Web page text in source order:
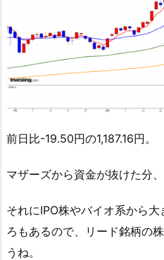
前日比-19.50円の1,187.16円。
マザーズから資金が抜けた分
それにIPO株やバイオ系から
ろもあるので、リード銘柄の
うね。